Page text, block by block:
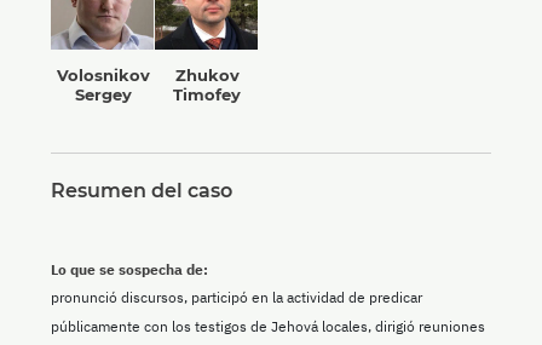
Volosnikov
Sergey
Zhukov
Timofey
Resumen del caso
Lo que se sospecha de:
pronunció discursos, participó en la actividad de predicar
públicamente con los testigos de Jehová locales, dirigió reuniones